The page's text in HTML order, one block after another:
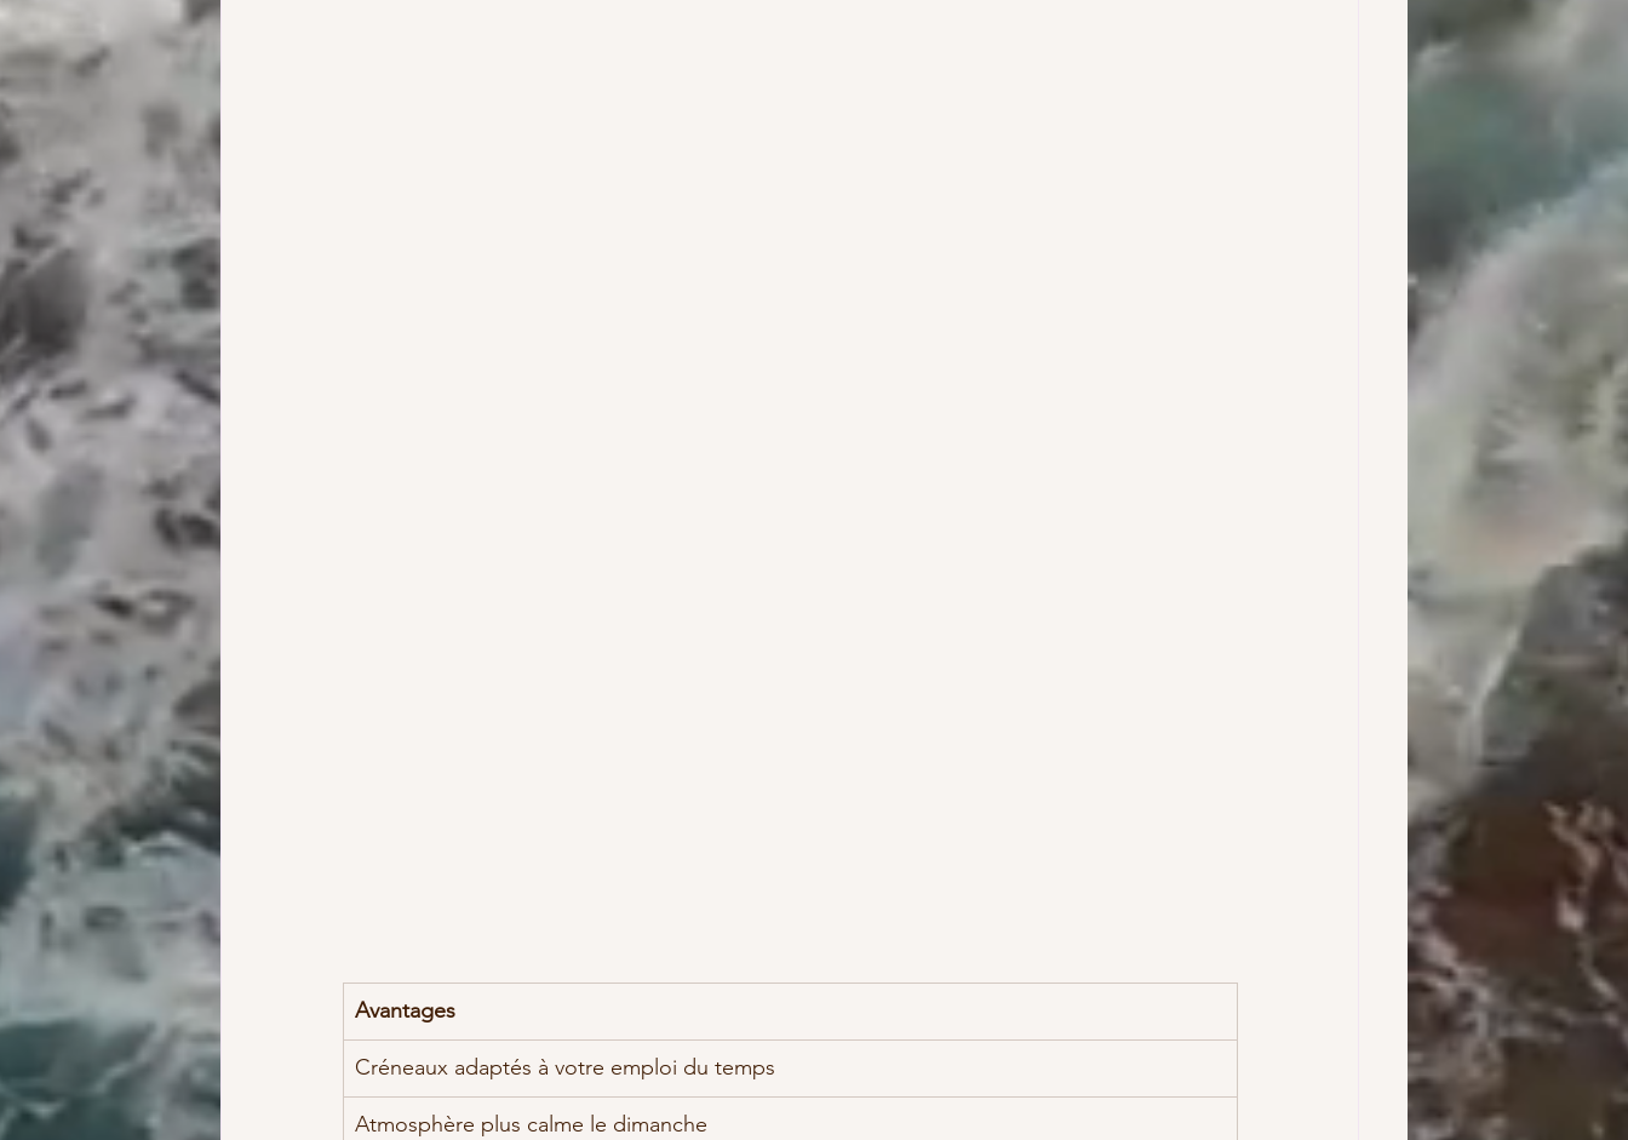
Avantages
Créneaux adaptés à votre emploi du temps
Atmosphère plus calme le dimanche